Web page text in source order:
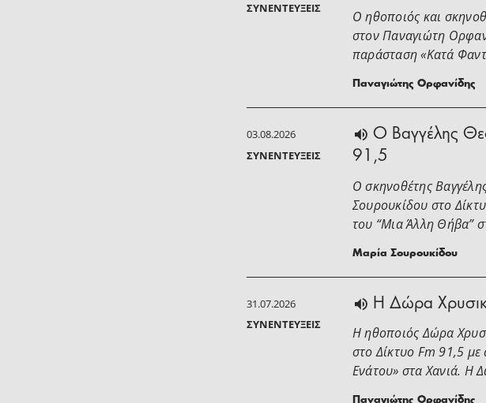
ΣΥΝΕΝΤΕΎΞΕΙΣ
Ο ηθοποιός και
στoν Παναγιώτη
παράσταση «Κατά
Παναγιώτης Ορφανίδης
03.08.2026
ΣΥΝΕΝΤΕΎΞΕΙΣ
Ο Βαγγέλης
91,5
Ο σκηνοθέτης
Σουρουκίδου στο
του “Μια Άλλη Θήβα”
Μαρία Σουρουκίδου
31.07.2026
ΣΥΝΕΝΤΕΎΞΕΙΣ
H Δώρα
Η ηθοποιός Δώρα
στο Δίκτυο Fm 91,5
Ενάτου» στα Χανιά. Η
Παναγιώτης Ορφανίδης